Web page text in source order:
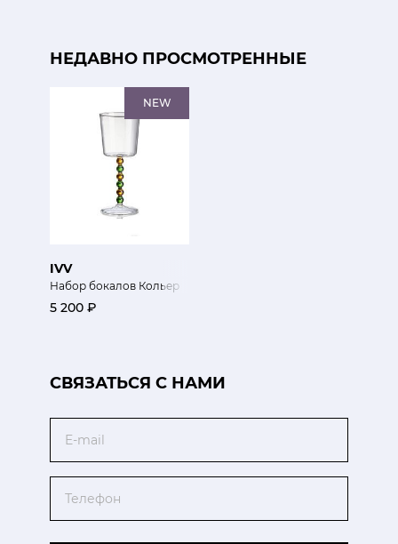
НЕДАВНО ПРОСМОТРЕННЫЕ
NEW
IVV
Набор бокалов Кольер
5 200 ₽
CВЯЗАТЬСЯ С НАМИ